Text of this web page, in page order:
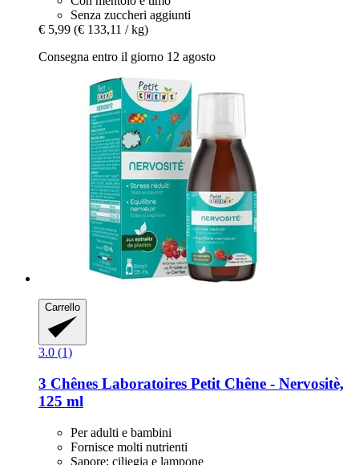
Senza zuccheri aggiunti
€ 5,99 (€ 133,11 / kg)
Consegna entro il giorno 12 agosto
Carrello
3.0 (1)
3 Chênes Laboratoires Petit Chêne -​ Nervositè,
125 ml
Per adulti e bambini
Fornisce molti nutrienti
Sapore: ciliegia e lampone